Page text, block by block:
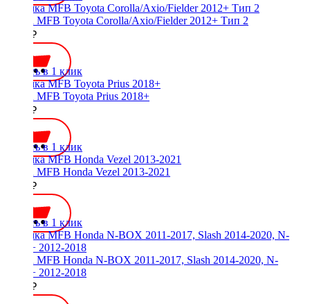
Рамка MFB Toyota Corolla/Axio/Fielder 2012+ Тип 2
1800 ₽
Купить в 1 клик
Рамка MFB Toyota Prius 2018+
3000 ₽
Купить в 1 клик
Рамка MFB Honda Vezel 2013-2021
1400 ₽
Купить в 1 клик
Рамка MFB Honda N-BOX 2011-2017, Slash 2014-2020, N-
BOX+ 2012-2018
2000 ₽